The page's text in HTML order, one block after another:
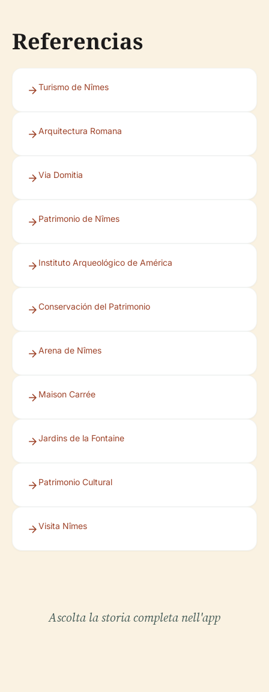
Referencias
Turismo de Nîmes
Arquitectura Romana
Via Domitia
Patrimonio de Nîmes
Instituto Arqueológico de América
Conservación del Patrimonio
Arena de Nîmes
Maison Carrée
Jardins de la Fontaine
Patrimonio Cultural
Visita Nîmes
Ascolta la storia completa nell'app